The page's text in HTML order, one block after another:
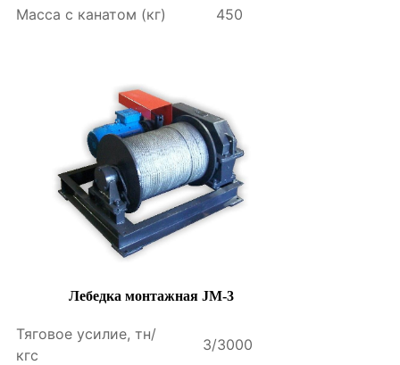
Масса с канатом (кг)
450
Лебедка монтажная JM-3
Тяговое усилие, тн/
кгс
3/3000